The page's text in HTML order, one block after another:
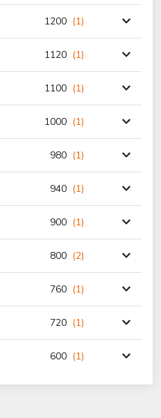
1200 (1)
1120 (1)
1100 (1)
1000 (1)
980 (1)
940 (1)
900 (1)
800 (2)
760 (1)
720 (1)
600 (1)